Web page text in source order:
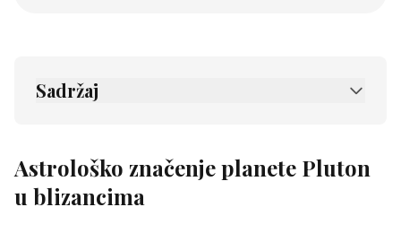
Sadržaj
2. Povezane stranice
Astrološko značenje planete Pluton
u blizancima